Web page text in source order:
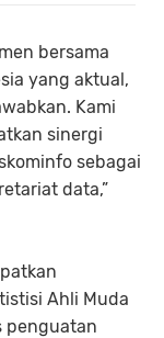
bersama
yang aktual,
Kami
sinergi
sebagai
data,”
Ahli Muda
penguatan